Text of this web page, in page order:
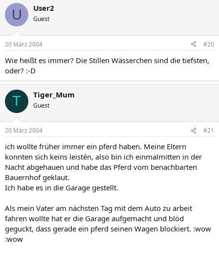
U User2
Guest
20 März 2004 #20
Wie heißt es immer? Die Stillen Wässerchen sind die tiefsten,
oder? :-D
T Tiger_Mum
Guest
20 März 2004 #21
ich wollte früher immer ein pferd haben. Meine Eltern
konnten sich keins leistén, also bin ich einmalmitten in der
Nacht abgehauen und habe das Pferd vom benachbarten
Bauernhof geklaut.
Ich habe es in die Garage gestellt.
Als mein Vater am nächsten Tag mit dem Auto zu arbeit
fahren wollte hat er die Garage aufgemacht und blöd
geguckt, dass gerade ein pferd seinen Wagen blockiert. :wow
:wow